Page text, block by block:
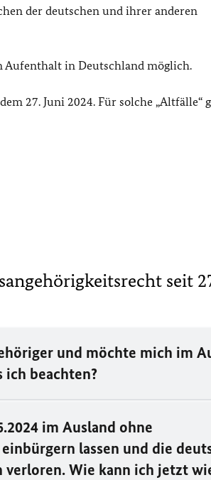
der deutschen und ihrer anderen
Aufenthalt in Deutschland möglich.
27. Juni 2024. Für solche „Altfälle“
seit
und möchte mich im
ich beachten?
im Ausland ohne
lassen und die
verloren. Wie kann ich jetzt